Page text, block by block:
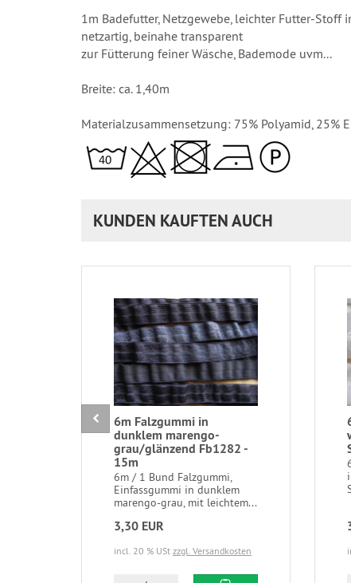
1m Badefutter, Netzgewebe, leichter Futter-Stoff
netzartig, beinahe transparent
zur Fütterung feiner Wäsche, Bademode uvm...
Breite: ca. 1,40m
Materialzusammensetzung: 75% Polyamid, 25%
KUNDEN KAUFTEN AUCH
6m Falzgummi in
dunklem marengo-
grau/glänzend Fb1282 -
15m
6m / 1 Bund Falzgummi,
Einfassgummi in dunklem
marengo-grau, mit leichtem...
3,30 EUR
incl. 20 % USt zzgl. Versandkosten